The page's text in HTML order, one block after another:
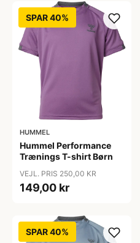
SPAR 40%
HUMMEL
Hummel Performance
Trænings T-shirt Børn
VEJL. PRIS 250,00 KR
149,00 kr
SPAR 40%